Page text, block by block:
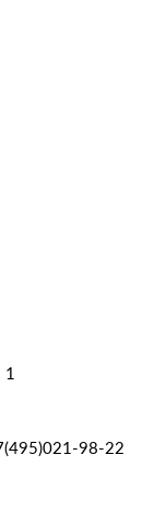
всех
98-22